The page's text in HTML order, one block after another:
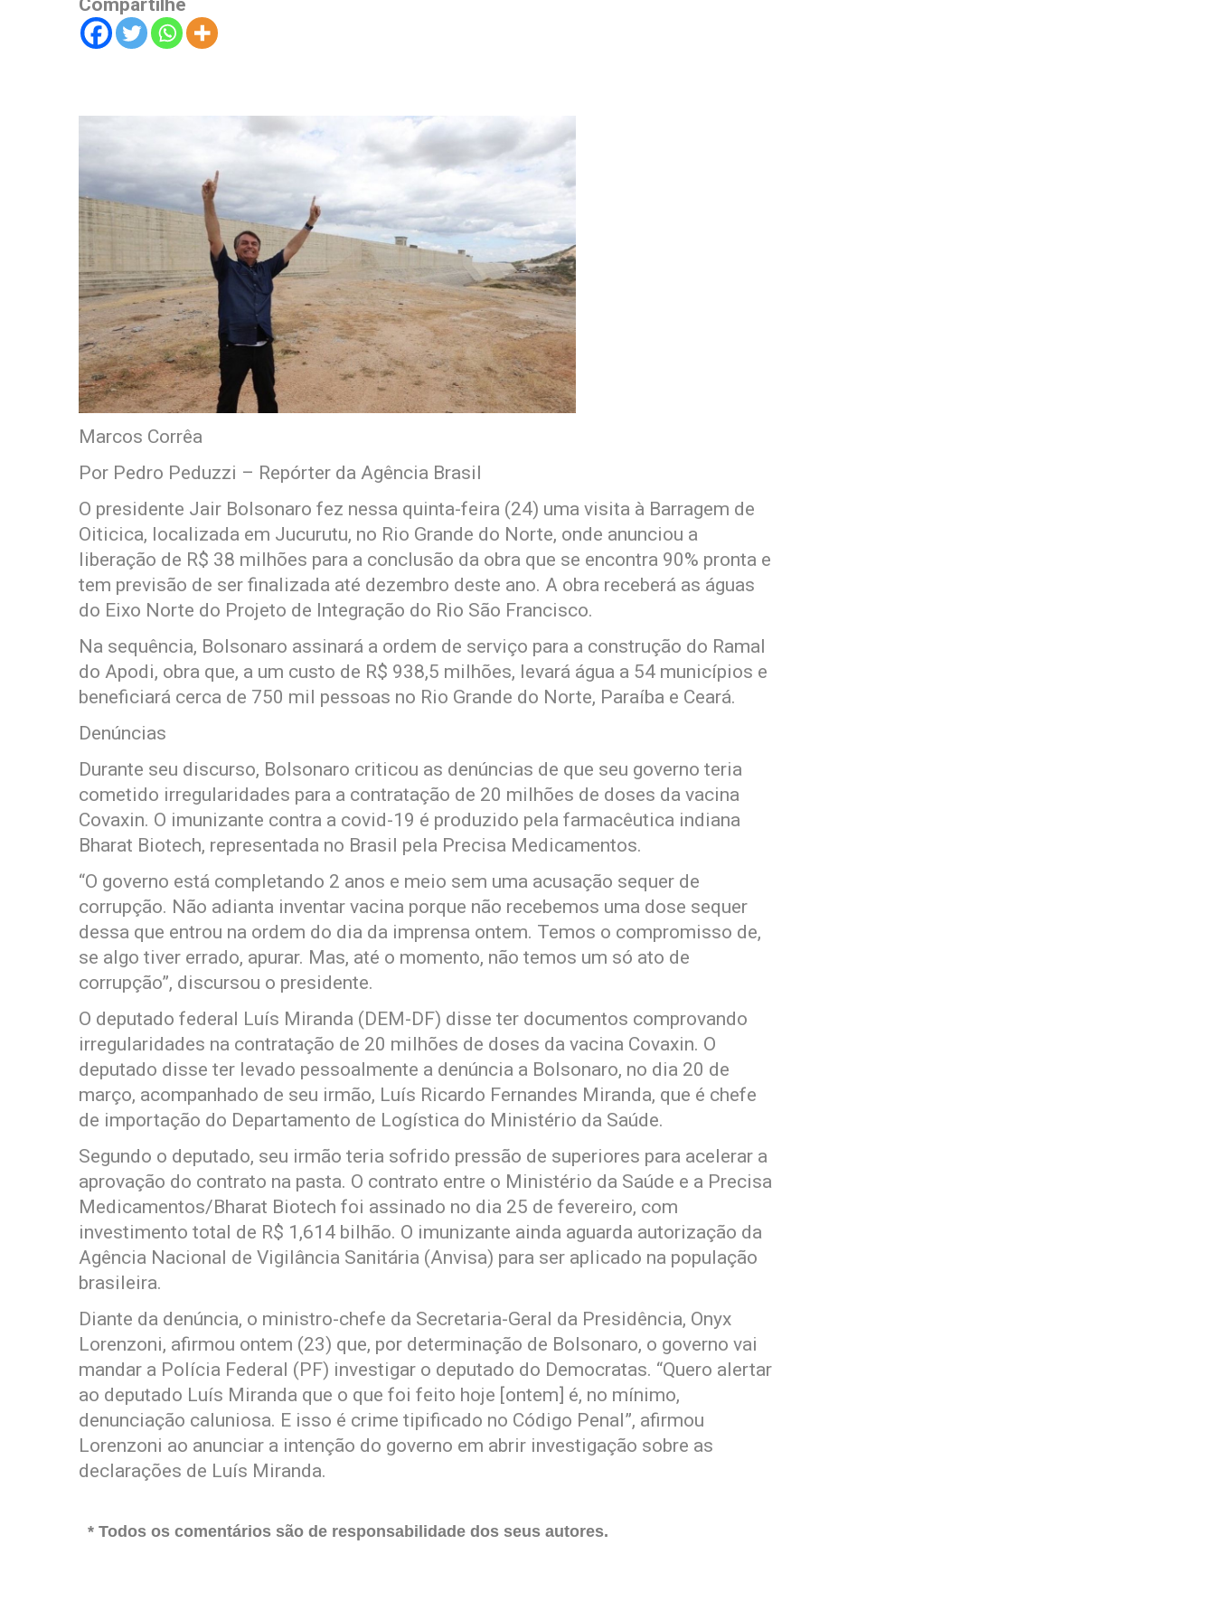
Compartilhe
Marcos Corrêa
Por Pedro Peduzzi – Repórter da Agência Brasil
O presidente Jair Bolsonaro fez nessa quinta-feira (24) uma visita à Barragem de
Oiticica, localizada em Jucurutu, no Rio Grande do Norte, onde anunciou a
liberação de R$ 38 milhões para a conclusão da obra que se encontra 90% pronta e
tem previsão de ser finalizada até dezembro deste ano. A obra receberá as águas
do Eixo Norte do Projeto de Integração do Rio São Francisco.
Na sequência, Bolsonaro assinará a ordem de serviço para a construção do Ramal
do Apodi, obra que, a um custo de R$ 938,5 milhões, levará água a 54 municípios e
beneficiará cerca de 750 mil pessoas no Rio Grande do Norte, Paraíba e Ceará.
Denúncias
Durante seu discurso, Bolsonaro criticou as denúncias de que seu governo teria
cometido irregularidades para a contratação de 20 milhões de doses da vacina
Covaxin. O imunizante contra a covid-19 é produzido pela farmacêutica indiana
Bharat Biotech, representada no Brasil pela Precisa Medicamentos.
“O governo está completando 2 anos e meio sem uma acusação sequer de
corrupção. Não adianta inventar vacina porque não recebemos uma dose sequer
dessa que entrou na ordem do dia da imprensa ontem. Temos o compromisso de,
se algo tiver errado, apurar. Mas, até o momento, não temos um só ato de
corrupção”, discursou o presidente.
O deputado federal Luís Miranda (DEM-DF) disse ter documentos comprovando
irregularidades na contratação de 20 milhões de doses da vacina Covaxin. O
deputado disse ter levado pessoalmente a denúncia a Bolsonaro, no dia 20 de
março, acompanhado de seu irmão, Luís Ricardo Fernandes Miranda, que é chefe
de importação do Departamento de Logística do Ministério da Saúde.
Segundo o deputado, seu irmão teria sofrido pressão de superiores para acelerar a
aprovação do contrato na pasta. O contrato entre o Ministério da Saúde e a Precisa
Medicamentos/Bharat Biotech foi assinado no dia 25 de fevereiro, com
investimento total de R$ 1,614 bilhão. O imunizante ainda aguarda autorização da
Agência Nacional de Vigilância Sanitária (Anvisa) para ser aplicado na população
brasileira.
Diante da denúncia, o ministro-chefe da Secretaria-Geral da Presidência, Onyx
Lorenzoni, afirmou ontem (23) que, por determinação de Bolsonaro, o governo vai
mandar a Polícia Federal (PF) investigar o deputado do Democratas. “Quero alertar
ao deputado Luís Miranda que o que foi feito hoje [ontem] é, no mínimo,
denunciação caluniosa. E isso é crime tipificado no Código Penal”, afirmou
Lorenzoni ao anunciar a intenção do governo em abrir investigação sobre as
declarações de Luís Miranda.
* Todos os comentários são de responsabilidade dos seus autores.